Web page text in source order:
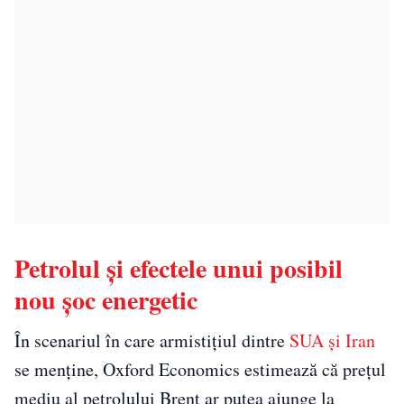
Petrolul și efectele unui posibil
nou șoc energetic
În scenariul în care armistițiul dintre SUA și Iran
se menține, Oxford Economics estimează că prețul
mediu al petrolului Brent ar putea ajunge la